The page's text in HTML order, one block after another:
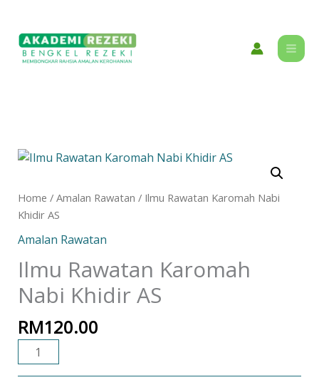
content
Home / Amalan Rawatan / Ilmu Rawatan Karomah Nabi
Khidir AS
Amalan Rawatan
Ilmu Rawatan Karomah
Nabi Khidir AS
RM120.00
Ilmu
Karomah
Nabi
AS
quantity